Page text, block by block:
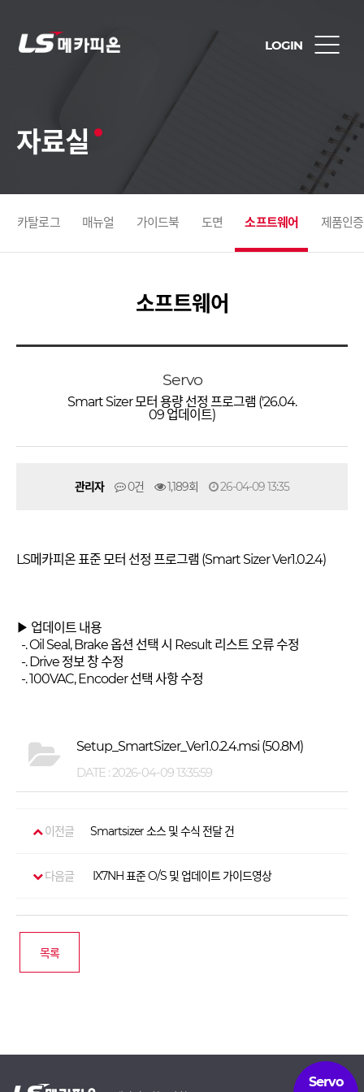
LOGIN
자료실
카탈로그 매뉴얼 가이드북 도면 소프트웨어 제품인
소프트웨어
Servo
Smart Sizer 모터 용량 선정 프로그램 ('26.04.
09 업데이트)
관리자 0건 1,189회 26-04-09 13:35
LS메카피온 표준 모터 선정 프로그램 (Smart Sizer Ver1.0.2.4)
▶ 업데이트 내용
-. Oil Seal, Brake 옵션 선택 시 Result 리스트 오류 수정
-. Drive 정보 창 수정
-. 100VAC, Encoder 선택 사항 수정
Setup_SmartSizer_Ver1.0.2.4.msi (50.8M)
DATE : 2026-04-09 13:35:59
이전글 Smartsizer 소스 및 수식 전달 건
다음글 IX7NH 표준 O/S 및 업데이트 가이드영상
목록
Servo